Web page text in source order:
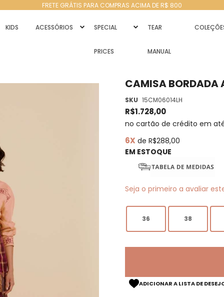
FRETE GRÁTIS PARA COMPRAS ACIMA DE R$ 800
KIDS ACESSÓRIOS SPECIAL
PRICES
TEAR
MANUAL
CAMISA BORDADA
SKU 15CM06014LH
R$1.728,00
no cartão de crédito em
6X de R$288,00
EM ESTOQUE
Seja o primeiro a avaliar
36 38
ADICIONAR A LISTA DE